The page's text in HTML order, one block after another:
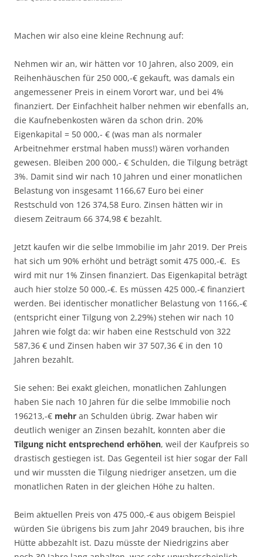
Machen wir also eine kleine Rechnung auf:
Nehmen wir an, wir hätten vor 10 Jahren, also 2009, ein
Reihenhäuschen für 250 000,-€ gekauft, was damals ein
angemessener Preis in einem Vorort war, und bei 4%
finanziert. Der Einfachheit halber nehmen wir ebenfalls an,
die Kaufnebenkosten wären da schon drin. 20%
Eigenkapital = 50 000,- € (was man als normaler
Arbeitnehmer erstmal haben muss!) wären vorhanden
gewesen. Bleiben 200 000,- € Schulden, die Tilgung beträgt
3%. Damit sind wir nach 10 Jahren und einer monatlichen
Belastung von insgesamt 1166,67 Euro bei einer
Restschuld von 126 374,58 Euro. Zinsen hätten wir in
diesem Zeitraum 66 374,98 € bezahlt.
Jetzt kaufen wir die selbe Immobilie im Jahr 2019. Der Preis
hat sich um 90% erhöht und beträgt somit 475 000,-€. Es
wird mit nur 1% Zinsen finanziert. Das Eigenkapital beträgt
auch hier stolze 50 000,-€. Es müssen 425 000,-€ finanziert
werden. Bei identischer monatlicher Belastung von 1166,-€
(entspricht einer Tilgung von 2,29%) stehen wir nach 10
Jahren wie folgt da: wir haben eine Restschuld von 322
587,36 € und Zinsen haben wir 37 507,36 € in den 10
Jahren bezahlt.
Sie sehen: Bei exakt gleichen, monatlichen Zahlungen
haben Sie nach 10 Jahren für die selbe Immobilie noch
196213,-€ mehr an Schulden übrig. Zwar haben wir
deutlich weniger an Zinsen bezahlt, konnten aber die
Tilgung nicht entsprechend erhöhen, weil der Kaufpreis so
drastisch gestiegen ist. Das Gegenteil ist hier sogar der Fall
und wir mussten die Tilgung niedriger ansetzen, um die
monatlichen Raten in der gleichen Höhe zu halten.
Beim aktuellen Preis von 475 000,-€ aus obigem Beispiel
würden Sie übrigens bis zum Jahr 2049 brauchen, bis ihre
Hütte abbezahlt ist. Dazu müsste der Niedrigzins aber